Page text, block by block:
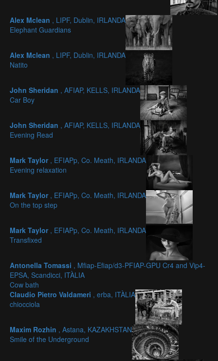
Alex Mclean , LIPF, Dublin, IRLANDA
Elephant Guardians
Alex Mclean , LIPF, Dublin, IRLANDA
Natito
John Sheridan , AFIAP, KELLS, IRLANDA
Car Boy
John Sheridan , AFIAP, KELLS, IRLANDA
Evening Read
Mark Taylor , EFIAPp, Co. Meath, IRLANDA
Evening relaxation
Mark Taylor , EFIAPp, Co. Meath, IRLANDA
On the top step
Mark Taylor , EFIAPp, Co. Meath, IRLANDA
Transfixed
Antonella Tomassi , Mfiap-Efiap/d3-PFIAP-GPU Cr4 and Vip4-
EPSA, Scandicci, ITÀLIA
Cow bath
Claudio Pietro Valdameri , erba, ITÀLIA
chiocciola
Maxim Rozhin , Astana, KAZAKHSTAN
Smile of the Underground